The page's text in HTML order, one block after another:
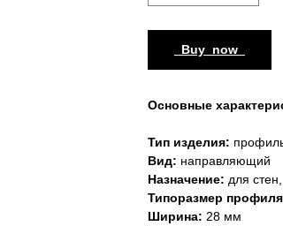
_Buy_now_
Основные
Тип изделия:
Вид: направляющий
Назначение: для
Типоразмер
Ширина: 28 мм